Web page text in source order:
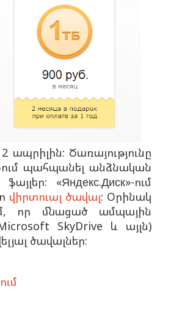
ապրիլին: Ծառայությունը
պահպանել անձնական
«Яндекс.Диск»-ում
վիրտուալ ծավալ: Օրինակ
որ մնացած ամպային
SkyDrive և այլն)
ծավալներ: